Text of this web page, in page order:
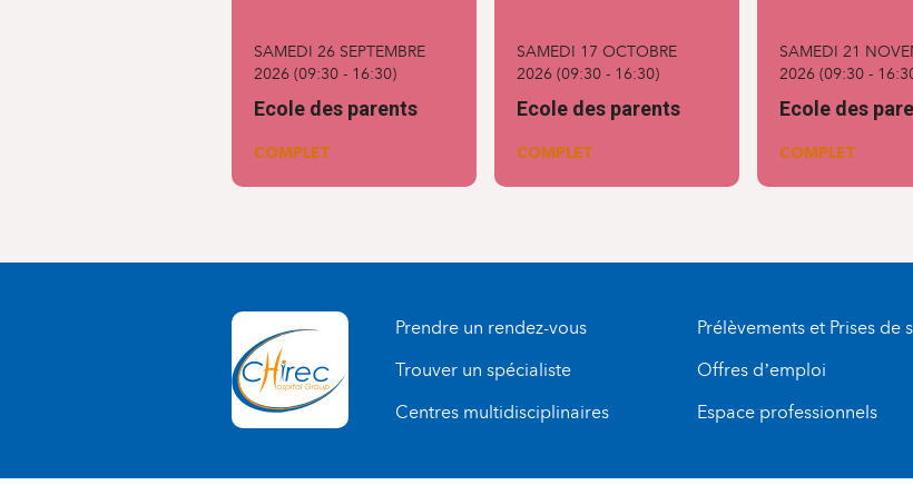
SAMEDI 26 SEPTEMBRE
2026 (09:30 - 16:30)
Ecole des parents
COMPLET
SAMEDI 17 OCTOBRE
2026 (09:30 - 16:30)
Ecole des parents
COMPLET
SAMEDI 21
2026(09:30-
Ecole des
COMPLET
Prendre un rendez-vous
Trouver un spécialiste
Centres multidisciplinaires
Prélèvements et Prises de
Offres d’emploi
Espace professionnels